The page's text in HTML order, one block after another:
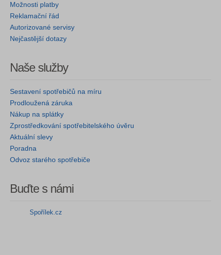
Možnosti platby
Reklamační řád
Autorizované servisy
Nejčastější dotazy
Naše služby
Sestavení spotřebičů na míru
Prodloužená záruka
Nákup na splátky
Zprostředkování spotřebitelského úvěru
Aktuální slevy
Poradna
Odvoz starého spotřebiče
Buďte s námi
Spořílek.cz